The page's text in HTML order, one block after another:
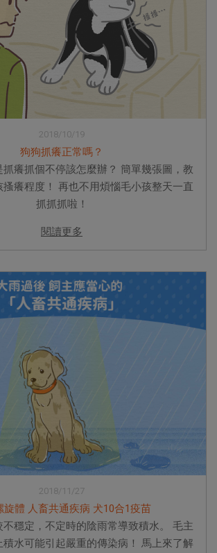
2018/10/19
狗狗抓癢正常嗎？
抓癢抓個不停該怎麼辦？ 簡單幾張圖，教
癢程度！ 再也不用煩惱毛小孩整天一直
抓抓抓啦！
閱讀更多
2018/11/27
旋體 人畜共通疾病 犬10合1疫苗
不穩定，不定時的陰雨常導致積水。 毛主
積水可能引起嚴重的傳染病！ 馬上來了解